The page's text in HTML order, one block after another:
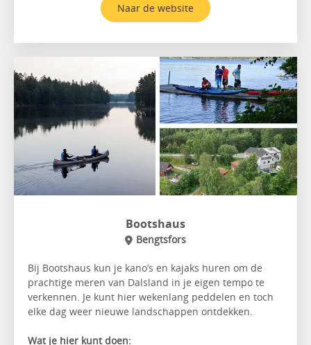
Naar de website
Bootshaus
Bengtsfors
Bij Bootshaus kun je kano’s en kajaks huren om de
prachtige meren van Dalsland in je eigen tempo te
verkennen. Je kunt hier wekenlang peddelen en toch
elke dag weer nieuwe landschappen ontdekken.
Wat je hier kunt doen: